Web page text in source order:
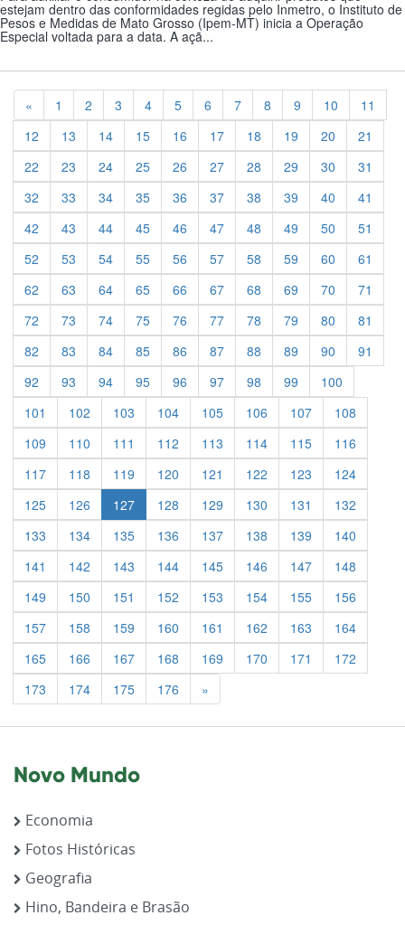
estejam dentro das conformidades regidas pelo Inmetro, o Instituto de
Pesos e Medidas de Mato Grosso (Ipem-MT) inicia a Operação
Especial voltada para a data. A açã...
« Previous
1 2 3 4 5 6 7 8 9 10
11
12
13 14 15 16 17 18 19 20
21
22
23 24 25 26 27 28 29 30
31
32
33 34 35 36 37 38 39 40
41
42
43 44 45 46 47 48 49 50
51
52
53 54 55 56 57 58 59 60
61
62
63 64 65 66 67 68 69 70
71
72
73 74 75 76 77 78 79 80
81
82
83 84 85 86 87 88 89 90
91
92
93 94 95 96 97 98 99
100
101
102 103 104 105 106 107
108
109
110 111 112 113 114 115
116
117
118 119 120 121 122 123
124
125
126 127 128 129 130 131
132
133
134 135 136 137 138 139
140
141
142 143 144 145 146 147
148
149
150 151 152 153 154 155
156
157
158 159 160 161 162 163
164
165
166 167 168 169 170 171
172
173
174 175 176 »
Novo Mundo
Economia
Fotos Históricas
Geografia
Hino, Bandeira e Brasão